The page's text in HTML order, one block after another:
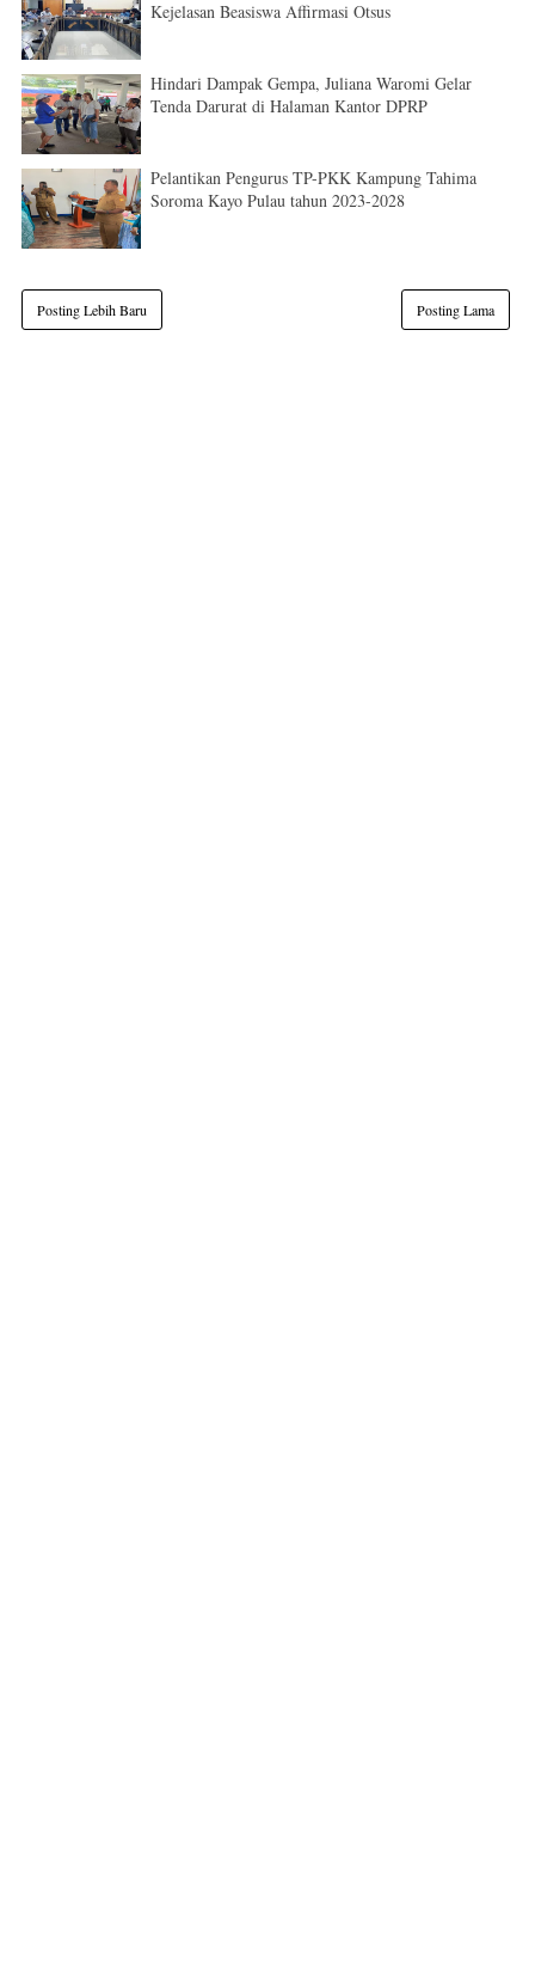
Kejelasan Beasiswa Affirmasi Otsus
Hindari Dampak Gempa, Juliana Waromi Gelar
Tenda Darurat di Halaman Kantor DPRP
Pelantikan Pengurus TP-PKK Kampung Tahima
Soroma Kayo Pulau tahun 2023-2028
Posting Lebih Baru Posting Lama